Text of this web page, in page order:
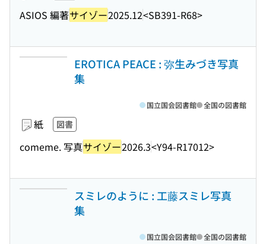
ASIOS 編著サイゾー2025.12<SB391-R68>
EROTICA PEACE : 弥生みづき写真
集
紙 図書
comeme. 写真サイゾー2026.3<Y94-R17012>
国立国会図書館 全国の図書館
スミレのように : 工藤スミレ写真
集
国立国会図書館 全国の図書館